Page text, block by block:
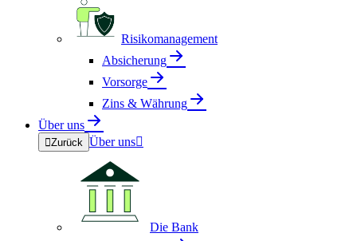
Risikomanagement
Absicherung
Vorsorge
Zins & Währung
Über uns
Zurück Über uns
Die Bank